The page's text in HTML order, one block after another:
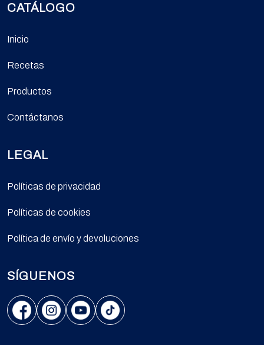
CATÁLOGO
Inicio
Recetas
Productos
Contáctanos
LEGAL
Políticas de privacidad
Políticas de cookies
Política de envío y devoluciones
SÍGUENOS